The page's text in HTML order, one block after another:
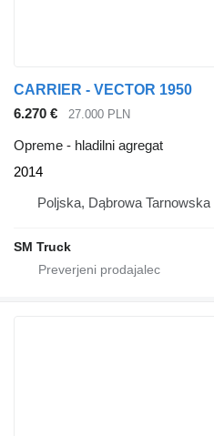
CARRIER - VECTOR 1950
6.270 €
27.000 PLN
Opreme - hladilni agregat
2014
Poljska, Dąbrowa Tarnowska
SM Truck